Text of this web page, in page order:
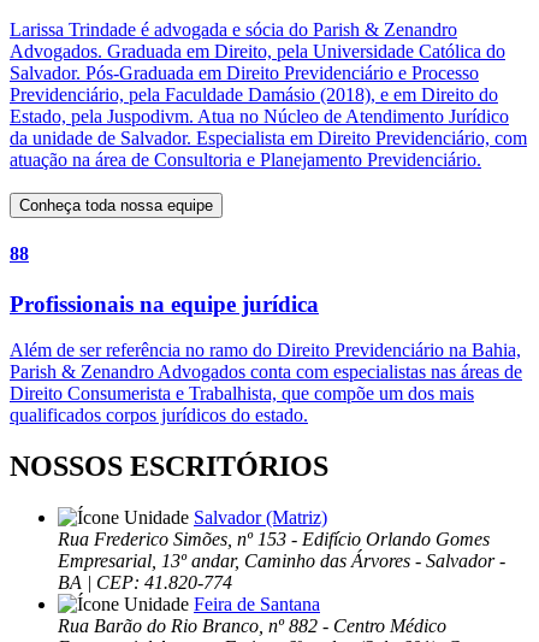
Larissa Trindade é advogada e sócia do Parish & Zenandro
Advogados. Graduada em Direito, pela Universidade Católica do
Salvador. Pós-Graduada em Direito Previdenciário e Processo
Previdenciário, pela Faculdade Damásio (2018), e em Direito do
Estado, pela Juspodivm. Atua no Núcleo de Atendimento Jurídico
da unidade de Salvador. Especialista em Direito Previdenciário, com
atuação na área de Consultoria e Planejamento Previdenciário.
Conheça toda nossa equipe
88
Profissionais na equipe jurídica
Além de ser referência no ramo do Direito Previdenciário na Bahia,
Parish & Zenandro Advogados conta com especialistas nas áreas de
Direito Consumerista e Trabalhista, que compõe um dos mais
qualificados corpos jurídicos do estado.
NOSSOS ESCRITÓRIOS
Salvador (Matriz)
Rua Frederico Simões, nº 153 - Edifício Orlando Gomes
Empresarial, 13º andar, Caminho das Árvores - Salvador -
BA | CEP: 41.820-774
Feira de Santana
Rua Barão do Rio Branco, nº 882 - Centro Médico